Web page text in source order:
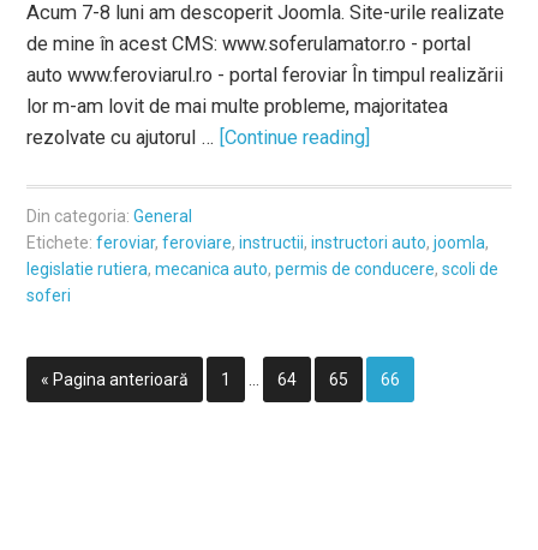
Acum 7-8 luni am descoperit Joomla. Site-urile realizate
de mine în acest CMS: www.soferulamator.ro - portal
auto www.feroviarul.ro - portal feroviar În timpul realizării
lor m-am lovit de mai multe probleme, majoritatea
rezolvate cu ajutorul … [Continue reading]
Din categoria:General
Etichete:feroviar,feroviare,instructii,instructori auto,joomla,
legislatie rutiera,mecanica auto,permis de conducere,scoli de
soferi
« Pagina anterioară 1 64 65 66